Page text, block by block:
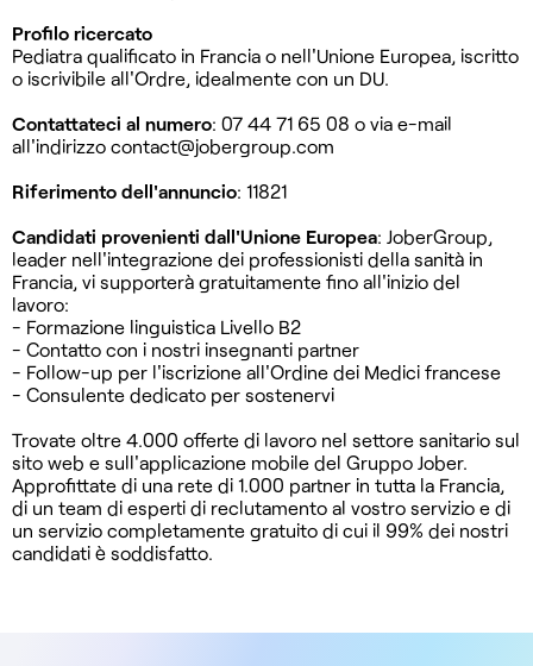
Profilo ricercato
Pediatra qualificato in Francia o nell'Unione Europea, iscritto
o iscrivibile all'Ordre, idealmente con un DU.
Contattateci al numero: 07 44 71 65 08 o via e-mail
all'indirizzo contact@jobergroup.com
Riferimento dell'annuncio: 11821
Candidati provenienti dall'Unione Europea: JoberGroup,
leader nell'integrazione dei professionisti della sanità in
Francia, vi supporterà gratuitamente fino all'inizio del
lavoro:
- Formazione linguistica Livello B2
- Contatto con i nostri insegnanti partner
- Follow-up per l'iscrizione all'Ordine dei Medici francese
- Consulente dedicato per sostenervi
Trovate oltre 4.000 offerte di lavoro nel settore sanitario sul
sito web e sull'applicazione mobile del Gruppo Jober.
Approfittate di una rete di 1.000 partner in tutta la Francia,
di un team di esperti di reclutamento al vostro servizio e di
un servizio completamente gratuito di cui il 99% dei nostri
candidati è soddisfatto.